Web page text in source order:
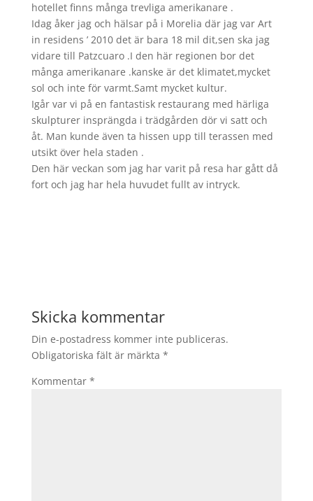
hotellet finns många trevliga amerikanare .
Idag åker jag och hälsar på i Morelia där jag var Art
in residens ’ 2010 det är bara 18 mil dit,sen ska jag
vidare till Patzcuaro .I den här regionen bor det
många amerikanare .kanske är det klimatet,mycket
sol och inte för varmt.Samt mycket kultur.
Igår var vi på en fantastisk restaurang med härliga
skulpturer insprängda i trädgården dör vi satt och
åt. Man kunde även ta hissen upp till terassen med
utsikt över hela staden .
Den här veckan som jag har varit på resa har gått då
fort och jag har hela huvudet fullt av intryck.
Skicka kommentar
Din e-postadress kommer inte publiceras.
Obligatoriska fält är märkta *
Kommentar *